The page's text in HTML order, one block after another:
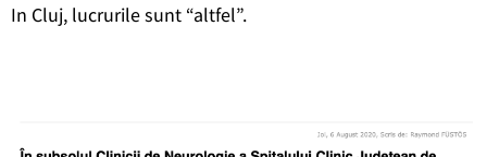
In Cluj, lucrurile sunt “altfel”.